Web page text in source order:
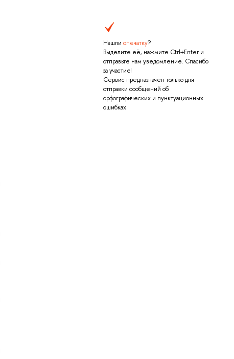
Нашли опечатку?
Выделите её, нажмите Ctrl+Enter и
отправьте нам уведомление. Спасибо
за участие!
Сервис предназначен только для
отправки сообщений об
орфографических и пунктуационных
ошибках.